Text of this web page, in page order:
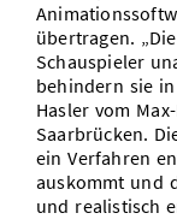
übertragen.
Schauspieler
behindern sie
Hasler vom
Saarbrücken.
ein Verfahren
auskommt und
und realistisch